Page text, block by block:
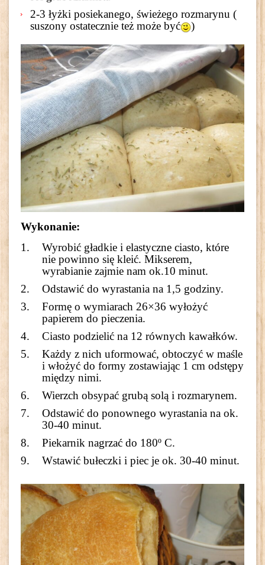
2-3 łyżki posiekanego, świeżego rozmarynu (
suszony ostatecznie też może być
)
Wykonanie:
Wyrobić gładkie i elastyczne ciasto, które
nie powinno się kleić. Mikserem,
wyrabianie zajmie nam ok.10 minut.
Odstawić do wyrastania na 1,5 godziny.
Formę o wymiarach 26×36 wyłożyć
papierem do pieczenia.
Ciasto podzielić na 12 równych kawałków.
Każdy z nich uformować, obtoczyć w maśle
i włożyć do formy zostawiając 1 cm odstępy
między nimi.
Wierzch obsypać grubą solą i rozmarynem.
Odstawić do ponownego wyrastania na ok.
30-40 minut.
Piekarnik nagrzać do 180º C.
Wstawić bułeczki i piec je ok. 30-40 minut.